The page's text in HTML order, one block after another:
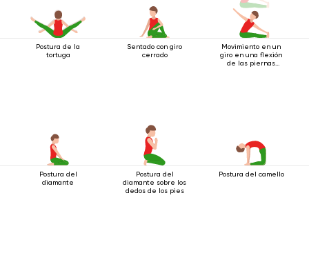
Postura de la
tortuga
Sentado con giro
cerrado
Movimiento en un
giro en una flexión
de las piernas
Postura del
diamante
Postura del
diamante sobre los
dedos de los pies
Postura del camello